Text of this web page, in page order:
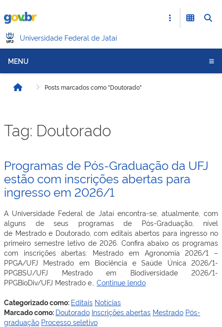
Universidade Federal de Jataí
MENU
Início Posts marcados como "Doutorado"
Tag: Doutorado
Programas de Pós-Graduação da UFJ
estão com inscrições abertas para
ingresso em 2026/1
A Universidade Federal de Jataí encontra-se, atualmente, com
alguns de seus programas de Pós-Graduação, nível
de Mestrado e Doutorado, com editais abertos para ingresso no
primeiro semestre letivo de 2026. Confira abaixo os programas
com inscrições abertas: Mestrado em Agronomia 2026/1 –
PPGA/UFJ Mestrado em Biociência e Saúde Única 2026/1-
PPGBSU/UFJ Mestrado em Biodiversidade 2026/1-
PPGBioDiv/UFJ Mestrado e… Continue lendoProgramas
Graduação
Categorizado como: Editais Notícias
Marcado como: Doutorado Inscrições abertas Mestrado Pós-
graduação Processo seletivo